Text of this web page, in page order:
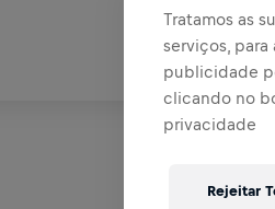
Doe
Tratamos as
serviços,
publicidade
clicando no
privacidade
Rejeitar